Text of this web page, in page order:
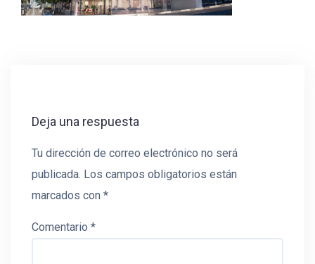
Deja una respuesta
Tu dirección de correo electrónico no será
publicada. Los campos obligatorios están
marcados con *
Comentario *